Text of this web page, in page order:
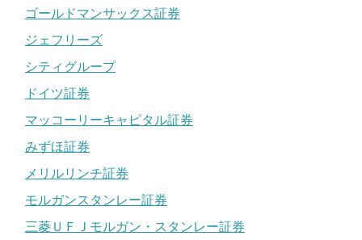
ゴールドマンサックス証券
ジェフリーズ
シティグループ
ドイツ証券
マッコーリーキャピタル証券
みずほ証券
メリルリンチ証券
モルガンスタンレー証券
三菱ＵＦＪモルガン・スタンレー証券